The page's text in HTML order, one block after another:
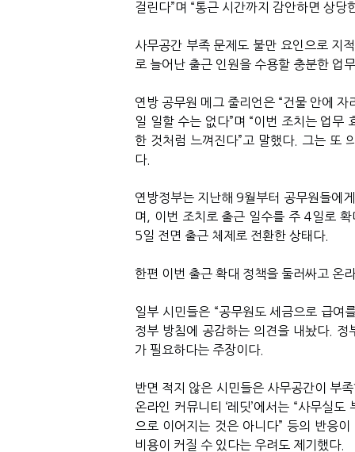
걸린다”며 “통근 시간까지 감안하면 상
사무공간 부족 문제도 불만 요인으로 지
로 늘어난 출근 인원을 수용할 충분한 업
연방 공무원 메그 줄리언은 “건물 안에
일 일할 수는 없다”며 “이번 조치는 업무
한 것처럼 느껴진다”고 말했다. 그는 또
다.
연방정부는 지난해 9월부터 공무원들에
며, 이번 조치로 출근 일수를 주 4일로
5일 전면 출근 체제로 전환한 상태다.
한편 이번 출근 확대 정책을 둘러싸고 온
일부 시민들은 “공무원도 세금으로 급여
정부 방침에 공감하는 의견을 내놨다.
가 필요하다는 주장이다.
반면 적지 않은 시민들은 사무공간이 부
온라인 커뮤니티 ‘레딧’에서는 “사무실
으로 이어지는 것은 아니다” 등의 반응
비용이 커질 수 있다는 우려도 제기했다.